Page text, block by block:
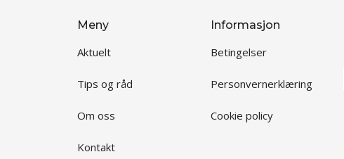
Meny
Aktuelt
Tips og råd
Om oss
Kontakt
Informasjon
Betingelser
Personvernerklæring
Cookie policy